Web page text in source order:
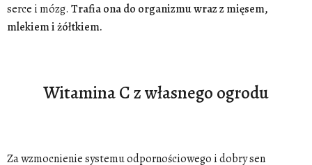
serce i mózg. Trafia ona do organizmu wraz z mięsem,
mlekiem i żółtkiem.
Witamina C z własnego ogrodu
Za wzmocnienie systemu odpornościowego i dobry sen